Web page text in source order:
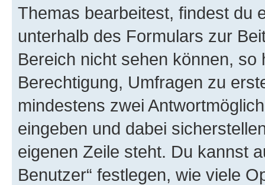
Themas bearbeitest, findest du
unterhalb des Formulars zur
Bereich nicht sehen können,
Berechtigung, Umfragen zu
mindestens zwei
eingeben und dabei
eigenen Zeile steht. Du kannst
Benutzer“ festlegen, wie viele